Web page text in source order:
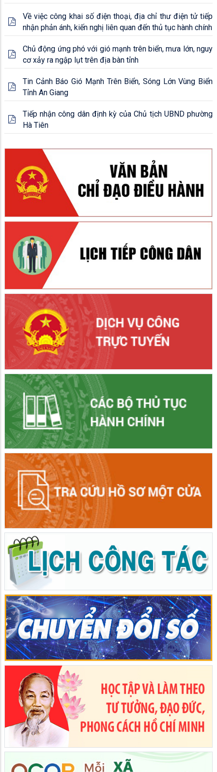
Về việc công khai số điện thoại, địa chỉ thư điện tử tiếp
nhận phản ánh, kiến nghị liên quan đến thủ tục hành chính
Chủ động ứng phó với gió mạnh trên biển, mưa lớn, nguy
cơ xảy ra ngập lụt trên địa bàn tỉnh
Tin Cảnh Báo Gió Mạnh Trên Biển, Sóng Lớn Vùng Biển
Tỉnh An Giang
Tiếp nhận công dân định kỳ của Chủ tịch UBND phường
Hà Tiên